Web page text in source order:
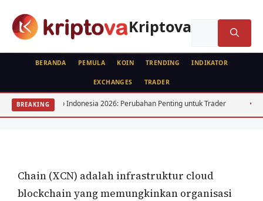
Kriptova
BERANDA PEMULA KOIN TRENDING INDIKATOR
EXCHANGES TRADER
BREAKING
Kripto Indonesia 2026: Perubahan Penting untuk Trader Kurs USD
KOIN
Chain (XCN)
Chain (XCN) adalah infrastruktur cloud
blockchain yang memungkinkan organisasi